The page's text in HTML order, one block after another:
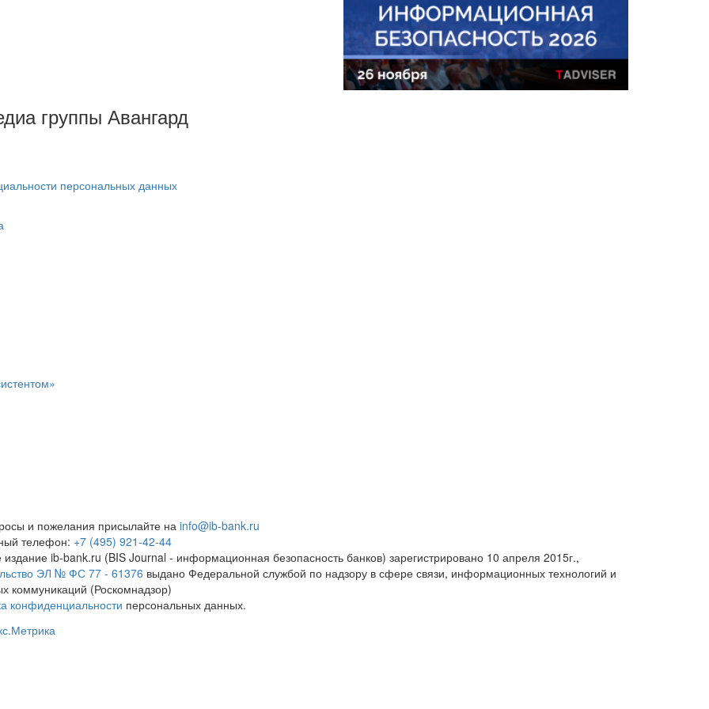
группы Авангард
персональных данных
и пожелания присылайте на info@ib-bank.ru
телефон: +7 (495) 921-42-44
издание ib-bank.ru (BIS Journal - информационная безопасность банков) зарегистрировано 10 апреля 2015г.,
ЭЛ № ФС 77 - 61376 выдано Федеральной службой по надзору в сфере связи, информационных технологий и
коммуникаций (Роскомнадзор)
конфиденциальности персональных данных.